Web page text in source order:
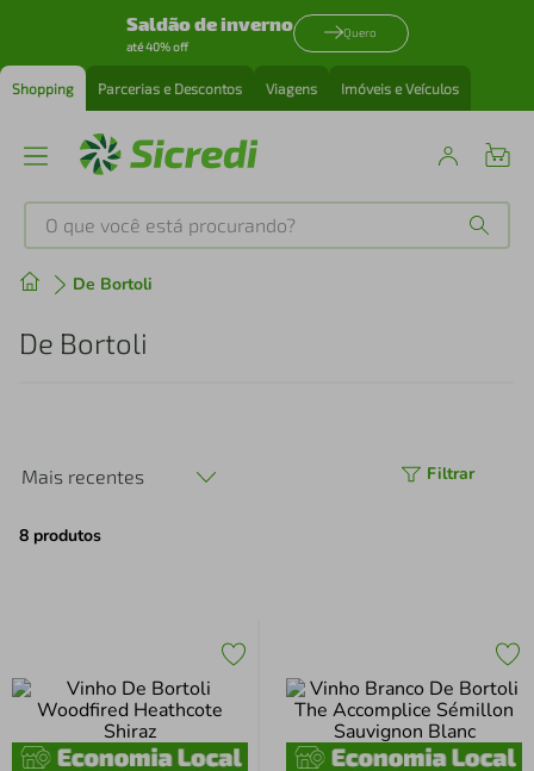
Saldão de inverno
até 40% off
Quero
Shopping Parcerias e Descontos Viagens Imóveis e Veículos
O que você está procurando?
De Bortoli
De Bortoli
Mais recentes Filtrar
8 produtos
Produtos mais buscados
1º tenis
perfume
4º air fryer